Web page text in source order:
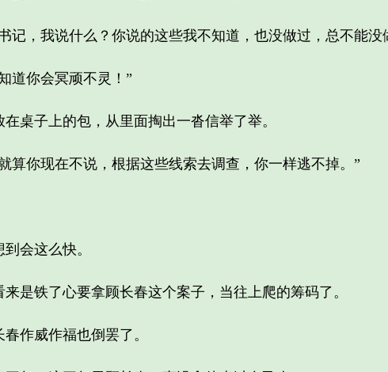
，我说什么？你说的这些我不知道，也没做过，总不能没
你会冥顽不灵！”
子上的包，从里面掏出一沓信举了举。
你现在不说，根据这些线索去调查，你一样逃不掉。”
会这么快。
铁了心要拿顾长春这个案子，当往上爬的筹码了。
作威作福也倒罢了。